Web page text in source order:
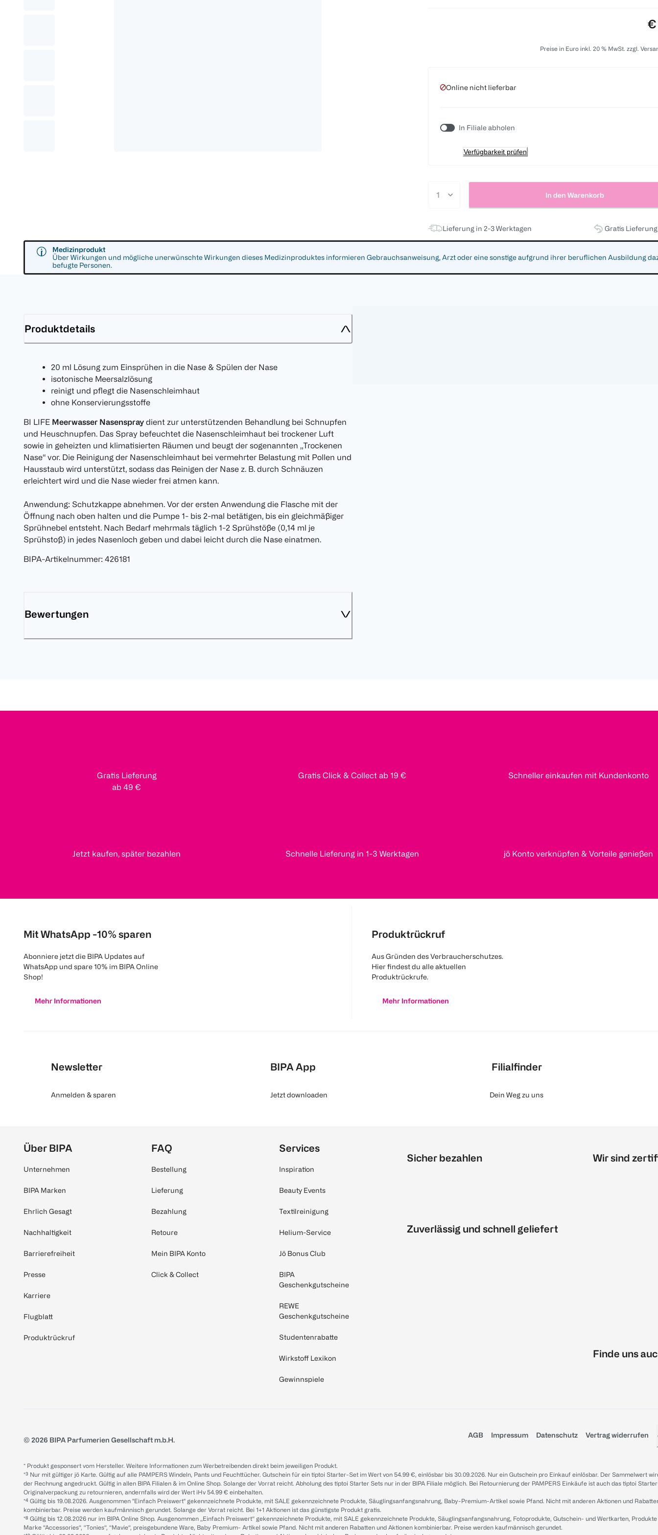
€
Preise in Euro inkl. 20 % MwSt. zzgl.
Online nicht lieferbar
In Filiale abholen
Verfügbarkeit prüfen
In den Warenkorb
Lieferung in 2-3 Werktagen Gratis
Medizinprodukt
Über Wirkungen und mögliche unerwünschte Wirkungen dieses Medizinproduktes informieren Gebrauchsanweisung, Arzt oder eine sonstige aufgrund ihrer beruflichen Ausbildung
befugte Personen.
Produktdetails
20 ml Lösung zum Einsprühen in die Nase & Spülen der Nase
isotonische Meersalzlösung
reinigt und pflegt die Nasenschleimhaut
ohne Konservierungsstoffe
BI LIFE Meerwasser Nasenspray dient zur unterstützenden Behandlung bei Schnupfen
und Heuschnupfen. Das Spray befeuchtet die Nasenschleimhaut bei trockener Luft
sowie in geheizten und klimatisierten Räumen und beugt der sogenannten „Trockenen
Nase“ vor. Die Reinigung der Nasenschleimhaut bei vermehrter Belastung mit Pollen und
Hausstaub wird unterstützt, sodass das Reinigen der Nase z. B. durch Schnäuzen
erleichtert wird und die Nase wieder frei atmen kann.
Anwendung: Schutzkappe abnehmen. Vor der ersten Anwendung die Flasche mit der
Öffnung nach oben halten und die Pumpe 1- bis 2-mal betätigen, bis ein gleichmäßiger
Sprühnebel entsteht. Nach Bedarf mehrmals täglich 1-2 Sprühstöße (0,14 ml je
Sprühstoß) in jedes Nasenloch geben und dabei leicht durch die Nase einatmen.
BIPA-Artikelnummer: 426181
Bewertungen
Gratis Lieferung
ab 49 €
Gratis Click & Collect ab 19 € Schneller einkaufen mit Kundenkonto
Jetzt kaufen, später bezahlen Schnelle Lieferung in 1-3 Werktagen jö Konto verknüpfen & Vorteile genießen
Mit WhatsApp -10% sparen
Abonniere jetzt die BIPA Updates auf
WhatsApp und spare 10% im BIPA Online
Shop!
Mehr Informationen
Produktrückruf
Aus Gründen des Verbraucherschutzes.
Hier findest du alle aktuellen
Produktrückrufe.
Mehr Informationen
Newsletter
Anmelden & sparen
BIPA App
Jetzt downloaden
Filialfinder
Dein Weg zu uns
Über BIPA
Unternehmen
BIPA Marken
Ehrlich Gesagt
Nachhaltigkeit
Barrierefreiheit
Presse
Karriere
Flugblatt
Produktrückruf
FAQ
Bestellung
Lieferung
Bezahlung
Retoure
Mein BIPA Konto
Click & Collect
Services
Inspiration
Beauty Events
Textilreinigung
Helium-Service
Jö Bonus Club
BIPA
Geschenkgutscheine
REWE
Geschenkgutscheine
Studentenrabatte
Wirkstoff Lexikon
Gewinnspiele
Sicher bezahlen
Zuverlässig und schnell geliefert
Wir sind
Finde uns
© 2026 BIPA Parfumerien Gesellschaft m.b.H.
AGB Impressum Datenschutz Vertrag widerrufen
* Produkt gesponsert vom Hersteller. Weitere Informationen zum Werbetreibenden direkt beim jeweiligen Produkt.
*³ Nur mit gültiger jö Karte. Gültig auf alle PAMPERS Windeln, Pants und Feuchttücher. Gutschein für ein tiptoi Starter-Set im Wert von 54.99 €, einlösbar bis 30.09.2026. Nur ein Gutschein pro Einkauf einlösbar. Der Sammelwert
der Rechnung angedruckt. Gültig in allen BIPA Filialen & im Online Shop. Solange der Vorrat reicht. Abholung des tiptoi Starter Sets nur in der BIPA Filiale möglich. Bei Retournierung der PAMPERS Einkäufe ist auch das tiptoi
Originalverpackung zu retournieren, andernfalls wird der Wert iHv 54.99 € einbehalten.
*⁴ Gültig bis 19.08.2026. Ausgenommen "Einfach Preiswert" gekennzeichnete Produkte, mit SALE gekennzeichnete Produkte, Säuglingsanfangsnahrung, Baby-Premium-Artikel sowie Pfand. Nicht mit anderen Aktionen und
kombinierbar. Preise werden kaufmännisch gerundet. Solange der Vorrat reicht. Bei 1+1 Aktionen ist das günstigste Produkt gratis.
*⁸ Gültig bis 12.08.2026 nur im BIPA Online Shop. Ausgenommen „Einfach Preiswert“ gekennzeichnete Produkte, mit SALE gekennzeichnete Produkte, Säuglingsanfangsnahrung, Fotoprodukte, Gutschein- und Wertkarten,
Marke “Accessories“, “Tonies“, “Mavie“, preisgebundene Ware, Baby Premium- Artikel sowie Pfand. Nicht mit anderen Rabatten und Aktionen kombinierbar. Preise werden kaufmännisch gerundet.